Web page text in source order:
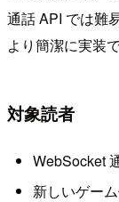
通話 API では難
より簡潔に実装
対象読者
WebSocket
新しいゲー